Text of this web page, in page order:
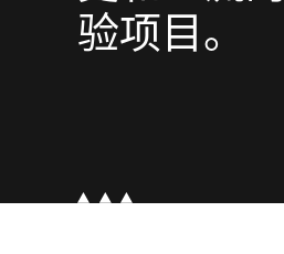
验项目。